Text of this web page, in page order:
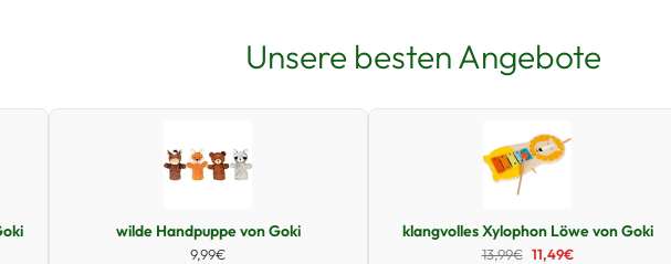
Unsere besten Angebote
wilde Handpuppe von Goki
9,99€
klangvolles Xylophon Löwe von Goki
13,99€ 11,49€